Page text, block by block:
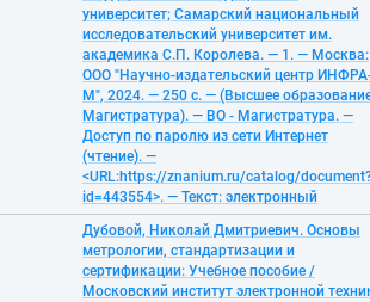
университет; Самарский национальный
исследовательский университет им.
академика С.П. Королева. — 1. — Москва:
ООО "Научно-издательский центр
М", 2024. — 250 с. — (Высшее
Магистратура). — ВО - Магистратура. —
Доступ по паролю из сети Интернет
(чтение). —
<URL:https://znanium.ru/catalog/
id=443554>. — Текст: электронный
Дубовой, Николай Дмитриевич. Основы
метрологии, стандартизации и
сертификации: Учебное пособие /
Московский институт электронной